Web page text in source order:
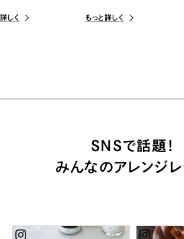
しく もっと詳しく
SNSで話題！
みんなのアレンジ